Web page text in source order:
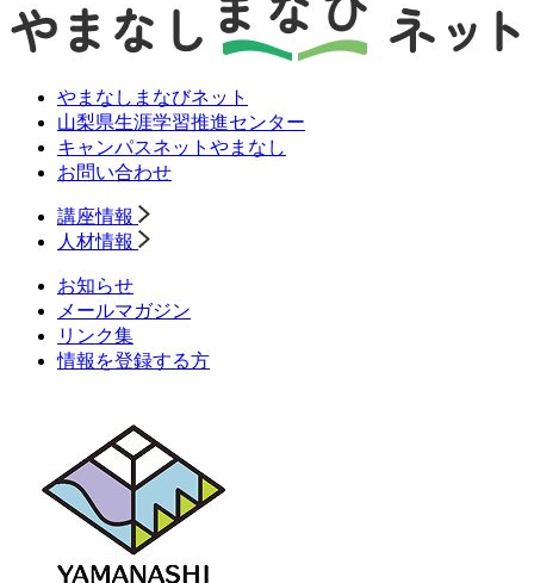
やまなしまなびネット
山梨県生涯学習推進センター
キャンパスネットやまなし
お問い合わせ
講座情報
人材情報
お知らせ
メールマガジン
リンク集
情報を登録する方